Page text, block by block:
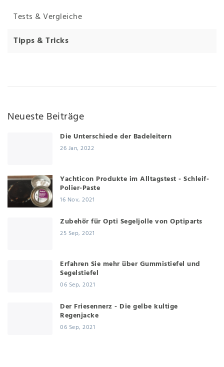
Tests & Vergleiche
Tipps & Tricks
Neueste Beiträge
Die Unterschiede der Badeleitern
26 Jan, 2022
Yachticon Produkte im Alltagstest - Schleif-
Polier-Paste
16 Nov, 2021
Zubehör für Opti Segeljolle von Optiparts
25 Sep, 2021
Erfahren Sie mehr über Gummistiefel und
Segelstiefel
06 Sep, 2021
Der Friesennerz - Die gelbe kultige
Regenjacke
06 Sep, 2021